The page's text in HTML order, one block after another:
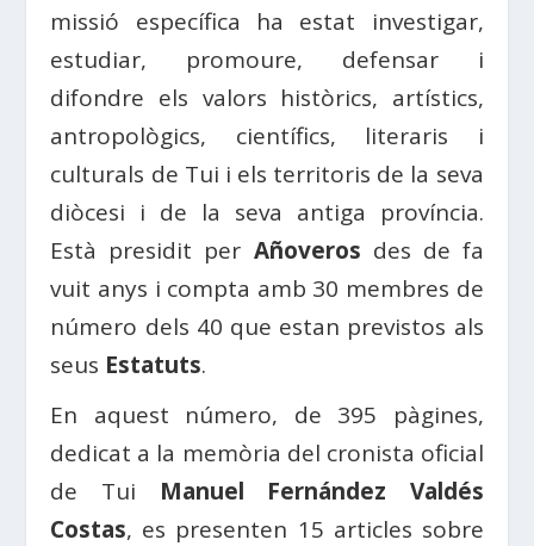
missió específica ha estat investigar,
estudiar, promoure, defensar i
difondre els valors històrics, artístics,
antropològics, científics, literaris i
culturals de Tui i els territoris de la seva
diòcesi i de la seva antiga província.
Està presidit per Añoveros des de fa
vuit anys i compta amb 30 membres de
número dels 40 que estan previstos als
seus Estatuts.
En aquest número, de 395 pàgines,
dedicat a la memòria del cronista oficial
de Tui Manuel Fernández Valdés
Costas, es presenten 15 articles sobre